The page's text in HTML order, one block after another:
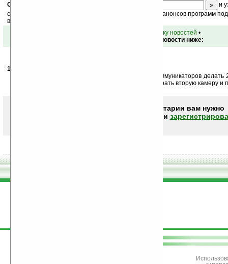
Скоро
и
ежедневный или еженедельный дайджест новостей, анонсов программ
ваш почтовый ящик.
вернуться к списку новостей •
Обсуждение этой новости ниже:
13.03.2006
что ето производители повадились екраны для коммуникаторов делать
стандартный поставить, а чтоб место ему было, убрать вторую камеру и
Чтобы писать комментарии вам нужно
или